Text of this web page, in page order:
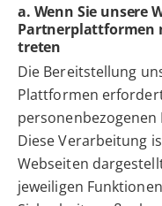
a. Wenn Sie unsere
Partnerplattformen
treten
Die Bereitstellung
Plattformen
personenbezogenen
Diese Verarbeitung
Webseiten
jeweiligen